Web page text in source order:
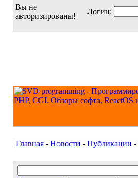
Вы не
авторизированы!
Логин:
Главная- Новости - Публикации -